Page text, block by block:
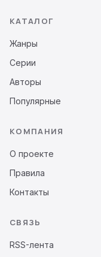
КАТАЛОГ
Жанры
Серии
Авторы
Популярные
КОМПАНИЯ
О проекте
Правила
Контакты
СВЯЗЬ
RSS-лента